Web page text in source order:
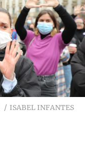
ISABEL INFANTES